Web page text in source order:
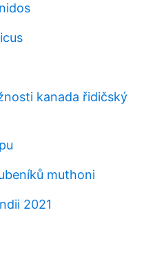
kanada řidičský
muthoni
2021